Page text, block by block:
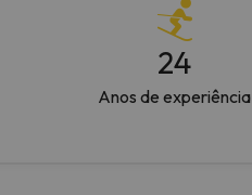
24
Anos de experiência